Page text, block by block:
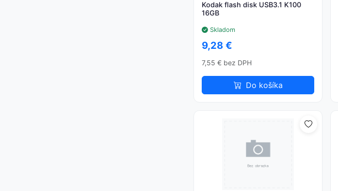
Kodak flash disk USB3.1 K100
16GB
Skladom
9,28 €
7,55 € bez DPH
Do košíka